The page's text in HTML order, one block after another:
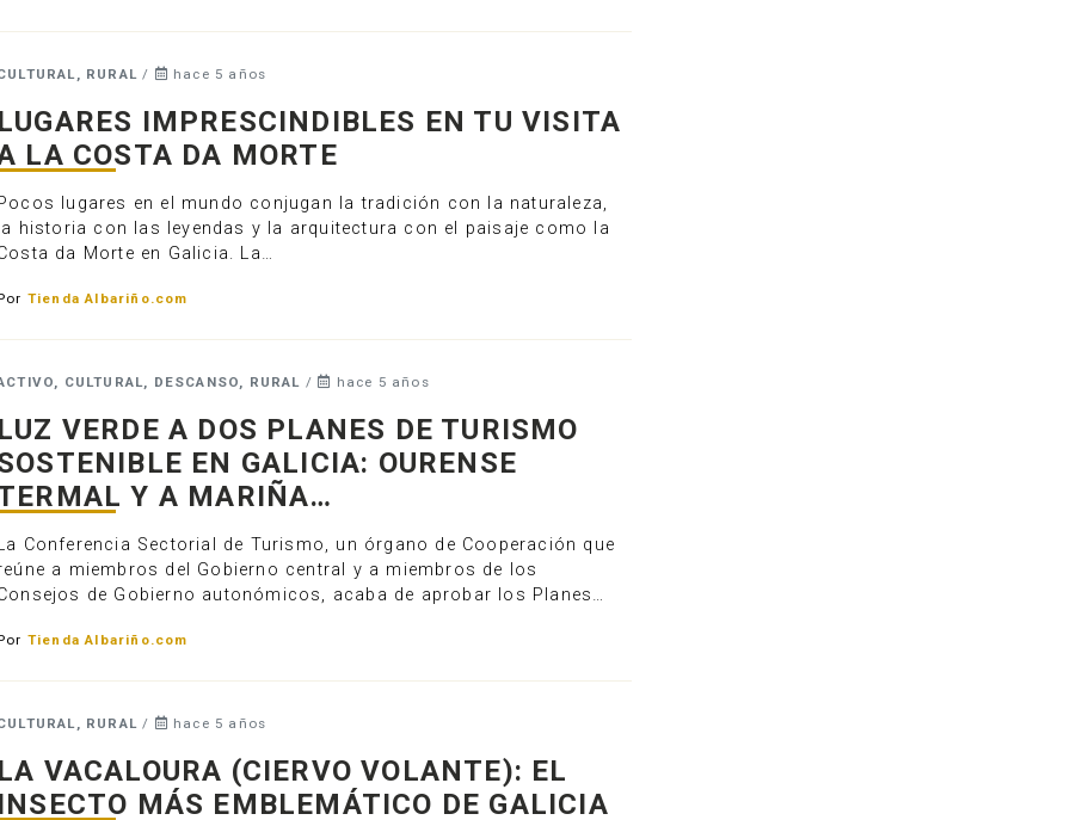
RURAL/ hace 5 años
IMPRESCINDIBLES EN TU VISITA
LA COSTA DA MORTE
lugares en el mundo conjugan la tradición con la naturaleza,
historia con las leyendas y la arquitectura con el paisaje como la
da Morte en Galicia. La…
Tienda Albariño.com
CULTURAL, DESCANSO, RURAL / hace 5 años
VERDE A DOS PLANES DE TURISMO
EN GALICIA: OURENSE
Y A MARIÑA…
Conferencia Sectorial de Turismo, un órgano de Cooperación que
a miembros del Gobierno central y a miembros de los
de Gobierno autonómicos, acaba de aprobar los Planes…
Tienda Albariño.com
RURAL/ hace 5 años
VACALOURA (CIERVO VOLANTE): EL
MÁS EMBLEMÁTICO DE GALICIA